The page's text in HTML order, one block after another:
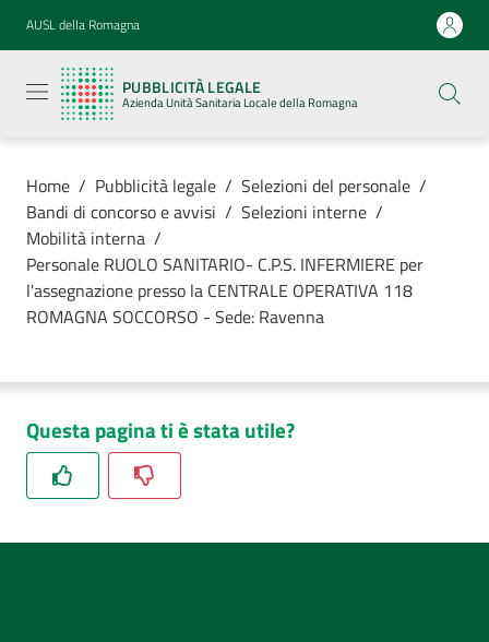
Vai al contenuto
Vai alla navigazione
Vai al footer
AUSL della Romagna
PUBBLICITÀ LEGALE
Azienda Unità Sanitaria Locale della Romagna
legale
Azienda
Unità
Locale della
Azienda
cura
Comunica
Home / Pubblicità legale / Selezioni del personale /
Bandi di concorso e avvisi / Selezioni interne /
Mobilità interna /
Personale RUOLO SANITARIO- C.P.S. INFERMIERE per
l'assegnazione presso la CENTRALE OPERATIVA 118
ROMAGNA SOCCORSO - Sede: Ravenna
Questa pagina ti è stata utile?